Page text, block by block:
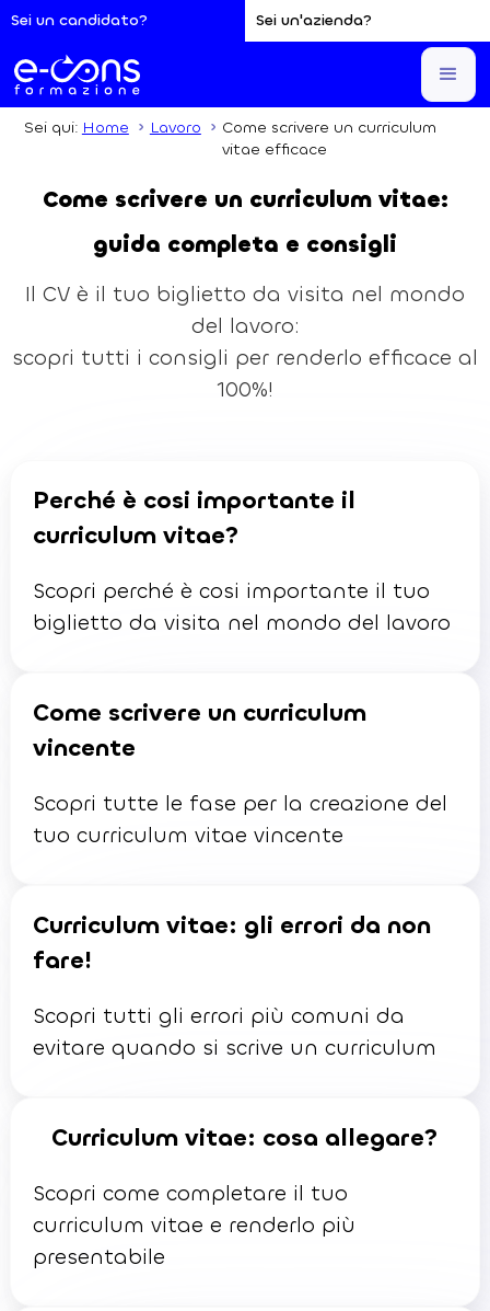
Sei un candidato? Sei un'azienda?
Sei qui: Home Lavoro
Come scrivere un curriculum
vitae efficace
Come scrivere un curriculum vitae:
guida completa e consigli
Il CV è il tuo biglietto da visita nel mondo
del lavoro:
scopri tutti i consigli per renderlo efficace al
100%!
Perché è cosi importante il
curriculum vitae?
Scopri perché è cosi importante il tuo
biglietto da visita nel mondo del lavoro
Come scrivere un curriculum
vincente
Scopri tutte le fase per la creazione del
tuo curriculum vitae vincente
Curriculum vitae: gli errori da non
fare!
Scopri tutti gli errori più comuni da
evitare quando si scrive un curriculum
Curriculum vitae: cosa allegare?
Scopri come completare il tuo
curriculum vitae e renderlo più
presentabile